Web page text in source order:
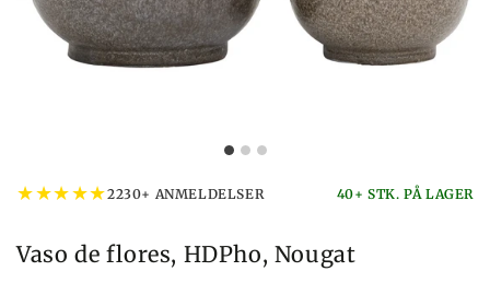
★★★★★2230+ ANMELDELSER 40+ STK. PÅ LAGER
Vaso de flores, HDPho, Nougat